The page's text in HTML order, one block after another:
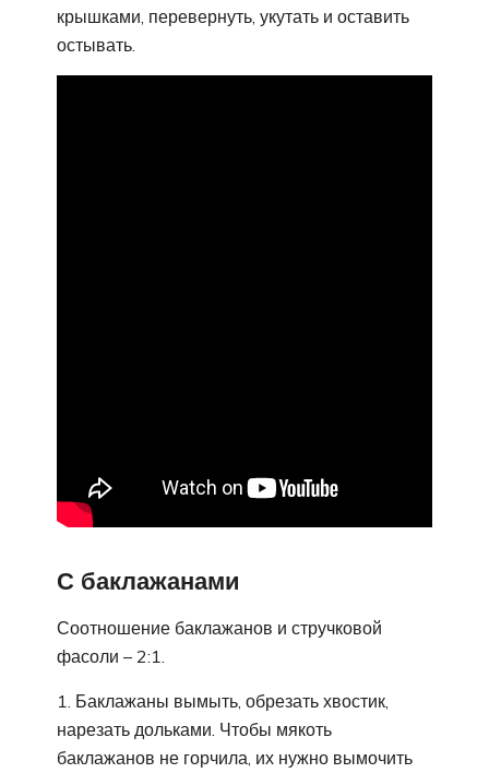
крышками, перевернуть, укутать и оставить
остывать.
С баклажанами
Соотношение баклажанов и стручковой
фасоли – 2:1.
Баклажаны вымыть, обрезать хвостик,
нарезать дольками. Чтобы мякоть
баклажанов не горчила, их нужно вымочить